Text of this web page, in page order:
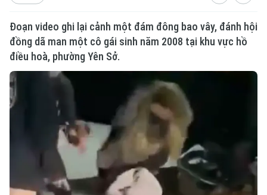
Đoạn video ghi lại cảnh một đám đông bao vây, đánh hội
đồng dã man một cô gái sinh năm 2008 tại khu vực hồ
điều hoà, phường Yên Sở.